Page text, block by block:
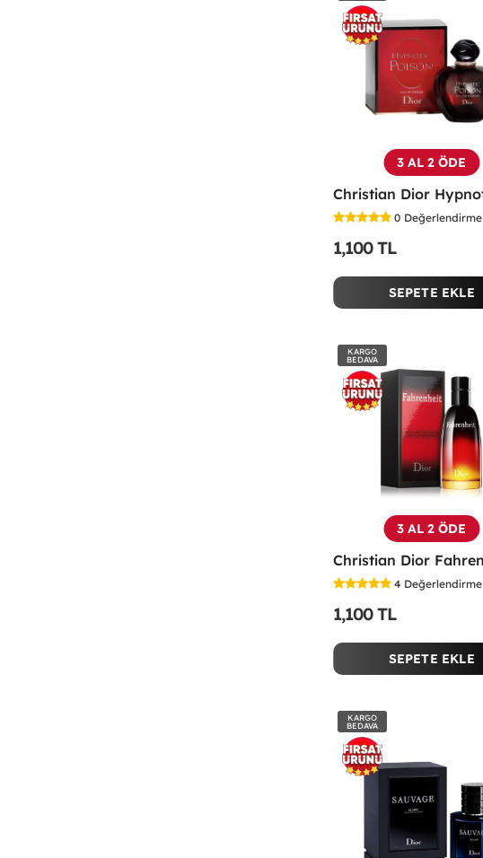
3 AL 2 ÖDE
0 Değerlendirme
1,100 TL
SEPETE EKLE
KARGO
BEDAVA
3 AL 2 ÖDE
4 Değerlendirme
1,100 TL
SEPETE EKLE
KARGO
BEDAVA